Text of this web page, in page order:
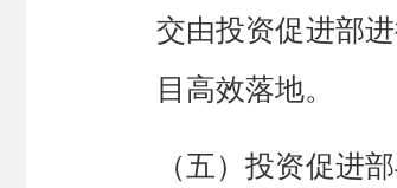
交由投资促进部
目 高效落地。
（五 ）投资促进